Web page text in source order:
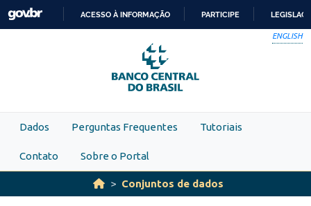
Skip to main content
PARA
O
CONTEÚDO
ACESSO À INFORMAÇÃO PARTICIPE
ENGLISH
Dados Perguntas Frequentes Tutoriais
Contato Sobre o Portal
Conjuntos de dados